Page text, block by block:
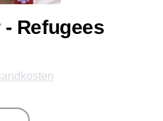
Refugees